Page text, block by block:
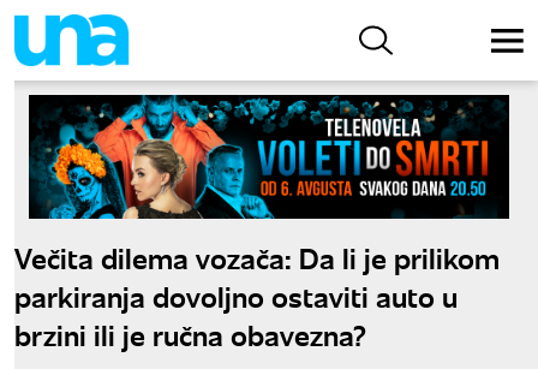
Večita dilema vozača: Da li je prilikom
parkiranja dovoljno ostaviti auto u
brzini ili je ručna obavezna?